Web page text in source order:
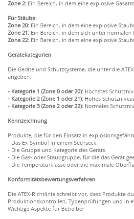
Zone 2: Ein Bereich, in dem eine explosive
Für Stäube:
Zone 20: Ein Bereich, in dem eine explosive
Zone 21: Ein Bereich, in dem sich unter
Zone 22: Ein Bereich, in dem eine explosive
Gerätekategorien
Die Geräte und Schutzsysteme, die unter die
angeben:
- Kategorie 1 (Zone 0 oder 20): Höchstes
- Kategorie 2 (Zone 1 oder 21): Hohes
- Kategorie 3 (Zone 2 oder 22): Normales
Kennzeichnung
Produkte, die für den Einsatz in
- Das Ex-Symbol in einem Sechseck.
- Die Gruppe und Kategorie des Geräts.
- Die Gas- oder Staubgruppe, für die das Gerät
- Die Temperaturklasse oder die maximale
Konformitätsbewertungsverfahren
Die ATEX-Richtlinie schreibt vor, dass Produkte
Produktionskontrollen, Typenprüfungen und in
Wichtige Aspekte für Betreiber